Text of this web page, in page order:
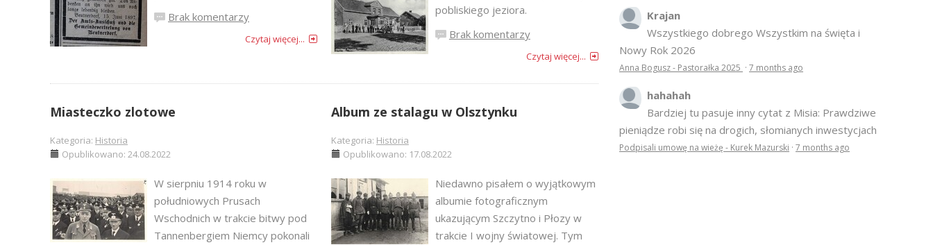
Brak komentarzy
Czytaj więcej...
pobliskiego jeziora.
Brak komentarzy
Czytaj więcej...
Miasteczko zlotowe
Kategoria: Historia
Opublikowano: 24.08.2022
W sierpniu 1914 roku w
południowych Prusach
Wschodnich w trakcie bitwy pod
Tannenbergiem Niemcy pokonali
Album ze stalagu w Olsztynku
Kategoria: Historia
Opublikowano: 17.08.2022
Niedawno pisałem o wyjątkowym
albumie fotograficznym
ukazującym Szczytno i Płozy w
trakcie I wojny światowej. Tym
Krajan
Wszystkiego dobrego Wszystkim na święta i
Nowy Rok 2026
Anna Bogusz - Pastorałka 2025 · 7 months ago
hahahah
Bardziej tu pasuje inny cytat z Misia: Prawdziwe
pieniądze robi się na drogich, słomianych inwestycjach
Podpisali umowę na wieżę - Kurek Mazurski · 7 months ago